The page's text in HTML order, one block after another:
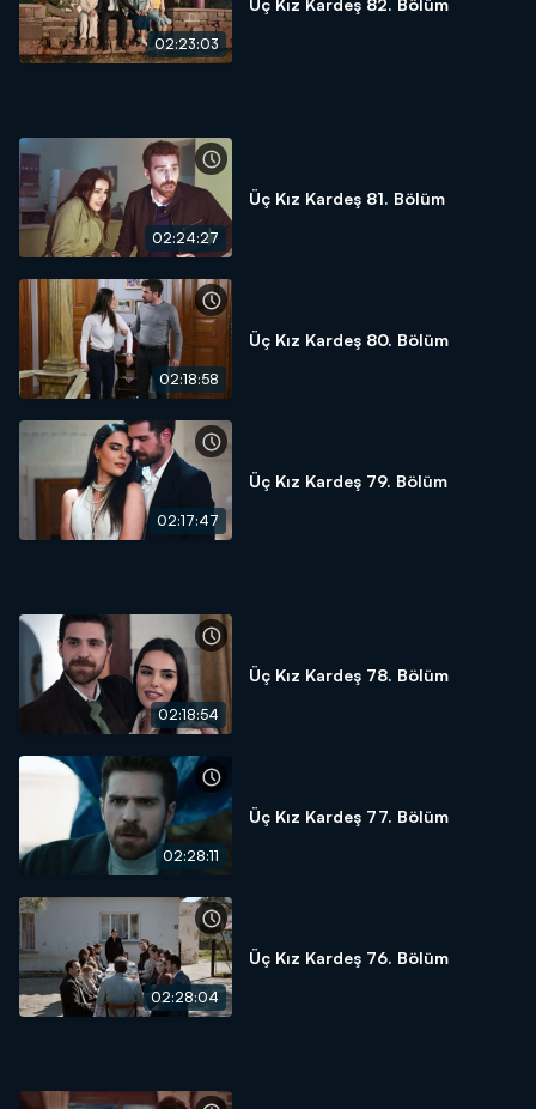
02:23:03
02:24:27
Üç Kız Kardeş 81. Bölüm
02:18:58
Üç Kız Kardeş 80. Bölüm
02:17:47
Üç Kız Kardeş 79. Bölüm
02:18:54
Üç Kız Kardeş 78. Bölüm
02:28:11
Üç Kız Kardeş 77. Bölüm
02:28:04
Üç Kız Kardeş 76. Bölüm